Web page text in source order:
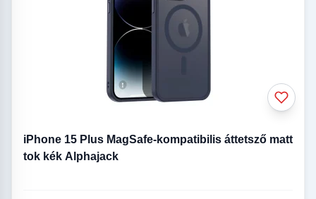
iPhone 15 Plus MagSafe-kompatibilis áttetsző matt
tok kék Alphajack